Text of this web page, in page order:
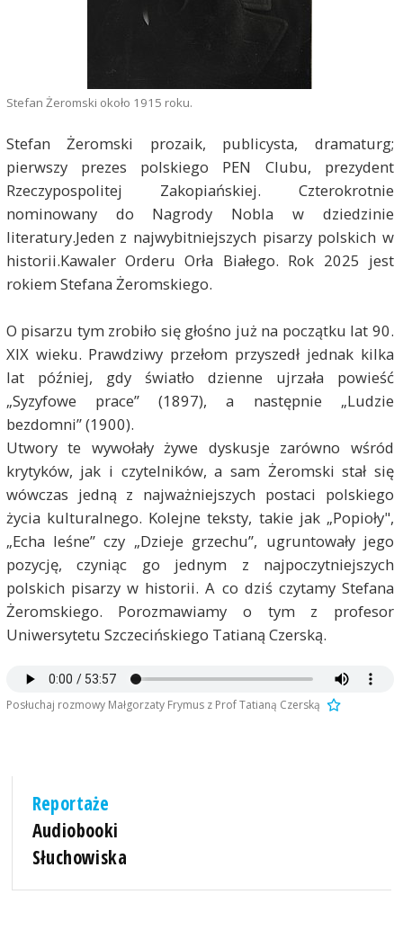
Stefan Żeromski około 1915 roku.
Stefan Żeromski prozaik, publicysta, dramaturg;
pierwszy prezes polskiego PEN Clubu, prezydent
Rzeczypospolitej Zakopiańskiej. Czterokrotnie
nominowany do Nagrody Nobla w dziedzinie
literatury.Jeden z najwybitniejszych pisarzy polskich w
historii.Kawaler Orderu Orła Białego. Rok 2025 jest
rokiem Stefana Żeromskiego.
O pisarzu tym zrobiło się głośno już na początku lat 90.
XIX wieku. Prawdziwy przełom przyszedł jednak kilka
lat później, gdy światło dzienne ujrzała powieść
„Syzyfowe prace” (1897), a następnie „Ludzie
bezdomni” (1900).
Utwory te wywołały żywe dyskusje zarówno wśród
krytyków, jak i czytelników, a sam Żeromski stał się
wówczas jedną z najważniejszych postaci polskiego
życia kulturalnego. Kolejne teksty, takie jak „Popioły",
„Echa leśne” czy „Dzieje grzechu”, ugruntowały jego
pozycję, czyniąc go jednym z najpoczytniejszych
polskich pisarzy w historii. A co dziś czytamy Stefana
Żeromskiego. Porozmawiamy o tym z profesor
Uniwersytetu Szczecińskiego Tatianą Czerską.
Posłuchaj rozmowy Małgorzaty Frymus z Prof Tatianą Czerską
Reportaże
Audiobooki
Słuchowiska